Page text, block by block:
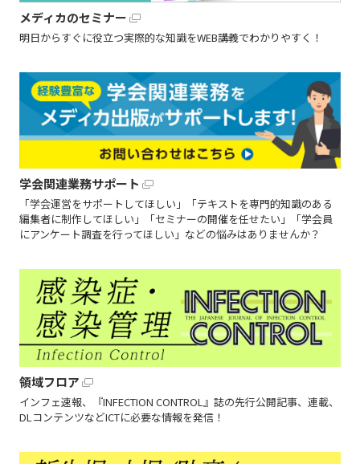
メディカのセミナー
明日からすぐに役立つ実際的な知識をWEB講義でわかりやすく！
学会関連業務サポート
「学会運営をサポートしてほしい」「テキストを専門的知識のある
編集者に制作してほしい」「セミナーの開催を任せたい」「学会員
にアンケート調査を行ってほしい」などの悩みはありませんか？
領域フロア
インフェ速報、『INFECTION CONTROL』誌の先行公開記事、連載、
DLコンテンツなどICTに必要な情報を発信！